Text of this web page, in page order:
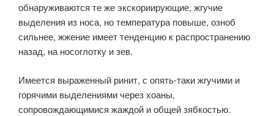
обнаруживаются те же экскориирующие, жгучие
выделения из носа, но температура повыше, озноб
сильнее, жжение имеет тенденцию к распространению
назад, на носоглотку и зев.
Имеется выраженный ринит, с опять-таки жгучими и
горячими выделениями через хоаны,
сопровождающимися жаждой и общей зябкостью.